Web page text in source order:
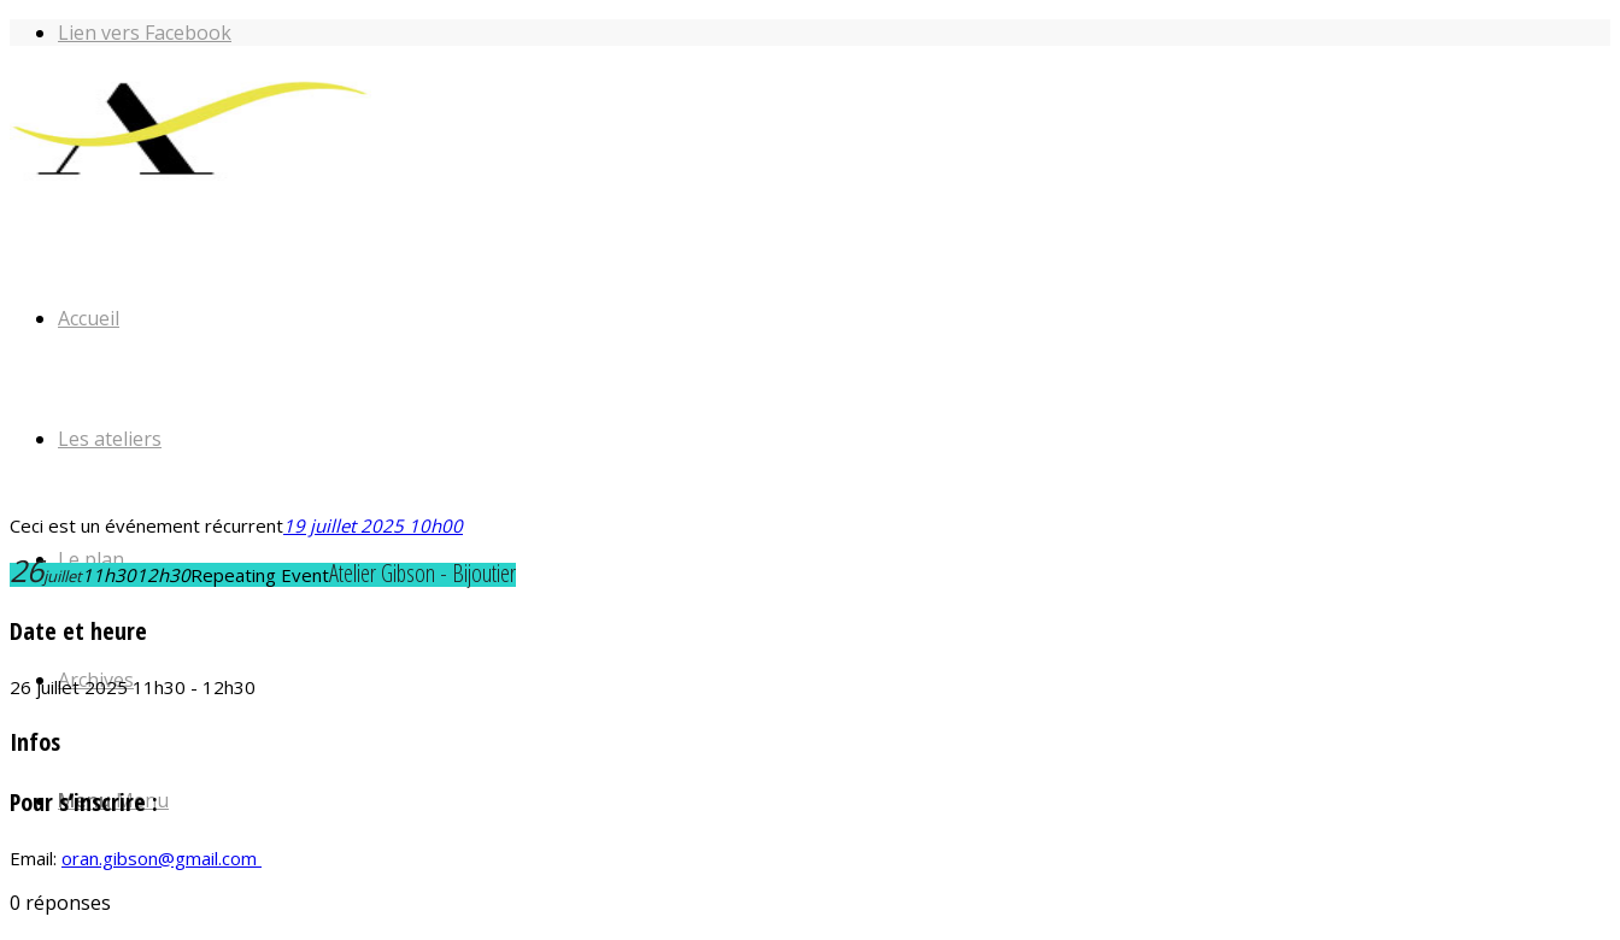
Lien vers Facebook
Accueil
Les ateliers
Le plan
Archives
MenuMenu
Ceci est un événement récurrent19 juillet 2025 10h00
26juillet11h3012h30Repeating EventAtelier Gibson - Bijoutier
Date et heure
26 juillet 2025 11h30 - 12h30
Infos
Pour s’inscrire :
Email: oran.gibson@gmail.com
0 réponses